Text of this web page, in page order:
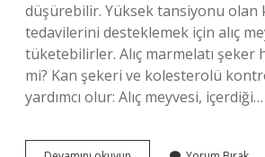
düşürebilir. Yüksek tansiyonu olan
tedavilerini desteklemek için alıç
tüketebilirler. Alıç marmelatı şeker
mi? Kan şekeri ve kolesterolü
yardımcı olur: Alıç meyvesi, içerdiği…